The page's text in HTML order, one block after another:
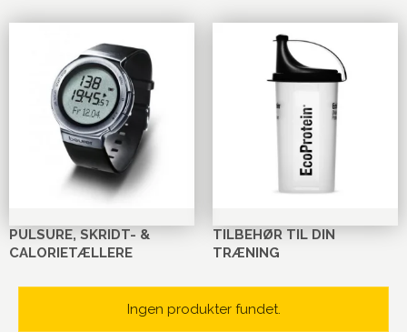
PULSURE, SKRIDT- &
CALORIETÆLLERE
TILBEHØR TIL DIN
TRÆNING
Ingen produkter fundet.